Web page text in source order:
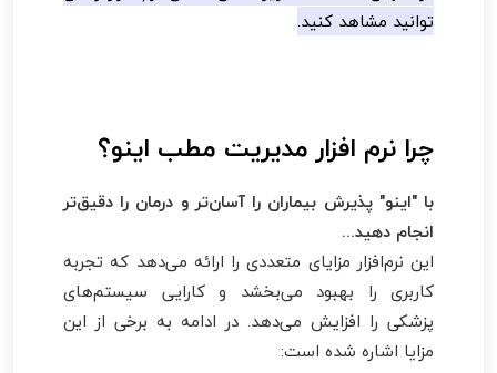
توانید مشاهد کنید.
چرا نرم افزار مدیریت مطب اینو؟
با "اینو" پذیرش بیماران را آسان‌تر و درمان را دقیق‌تر
انجام دهید...
این نرم‌افزار مزایای متعددی را ارائه می‌دهد که تجربه
کاربری را بهبود می‌بخشد و کارایی سیستم‌های
پزشکی را افزایش می‌دهد. در ادامه به برخی از این
مزایا اشاره شده است: